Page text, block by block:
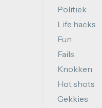
Politiek
Life hacks
Fun
Fails
Knokken
Hot shots
Gekkies